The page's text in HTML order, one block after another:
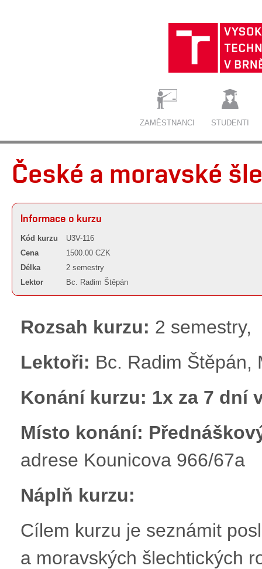
ZAMĚSTNANCI STUDENTI
České a moravské
Informace o kurzu
Kód kurzu
U3V-116
Cena
1500.00 CZK
Délka
2 semestry
Lektor
Bc. Radim Štěpán
Rozsah kurzu: 2 semestry,
Lektoři: Bc. Radim Štěpán,
Konání kurzu: 1x za 7 dní
Místo konání:
adrese Kounicova 966/67a
Náplň kurzu:
Cílem kurzu je seznámit
a moravských šlechtických